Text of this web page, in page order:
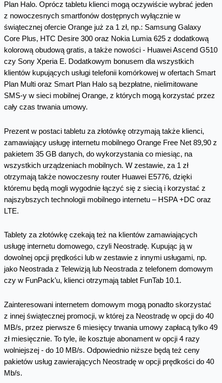
Plan Halo. Oprócz tabletu klienci mogą oczywiście wybrać jeden
z nowoczesnych smartfonów dostępnych wyłącznie w
świątecznej ofercie Orange już za 1 zł, np.: Samsung Galaxy
Core Plus, HTC Desire 300 oraz Nokia Lumia 625 z dodatkową
kolorową obudową gratis, a także nowości - Huawei Ascend G510
czy Sony Xperia E. Dodatkowym bonusem dla wszystkich
klientów kupujących usługi telefonii komórkowej w ofertach Smart
Plan Multi oraz Smart Plan Halo są bezpłatne, nielimitowane
SMS-y w sieci mobilnej Orange, z których mogą korzystać przez
cały czas trwania umowy.
Prezent w postaci tabletu za złotówkę otrzymają także klienci,
zamawiający usługę internetu mobilnego Orange Free Net 89,90 z
pakietem 35 GB danych, do wykorzystania co miesiąc, na
wszystkich urządzeniach mobilnych. W zestawie, za 1 zł
otrzymają także nowoczesny router Huawei E5776, dzięki
któremu będą mogli wygodnie łączyć się z siecią i korzystać z
najszybszych technologii mobilnego internetu – HSPA +DC oraz
LTE.
Tablety za złotówkę czekają też na klientów zamawiających
usługę internetu domowego, czyli Neostradę. Kupując ją w
dowolnej opcji prędkości lub w zestawie z innymi usługami, np.
jako Neostrada z Telewizją lub Neostrada z telefonem domowym
czy w FunPack’u, klienci otrzymają tablet FunTab 10.1.
Zainteresowani internetem domowym mogą ponadto skorzystać
z innej świątecznej promocji, w której za Neostradę w opcji do 40
MB/s, przez pierwsze 6 miesięcy trwania umowy zapłacą tylko 49
zł miesięcznie. To tyle, ile kosztuje abonament w opcji 4 razy
wolniejszej - do 10 MB/s. Odpowiednio niższe będą też ceny
pakietów usług zawierających Neostradę w opcji prędkości do 40
Mb/s.